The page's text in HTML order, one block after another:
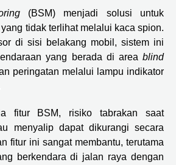
(BSM) menjadi solusi untuk
tidak terlihat melalui kaca spion.
di sisi belakang mobil, sistem ini
yang berada di area blind
peringatan melalui lampu indikator
fitur BSM, risiko tabrakan saat
menyalip dapat dikurangi secara
fitur ini sangat membantu, terutama
berkendara di jalan raya dengan